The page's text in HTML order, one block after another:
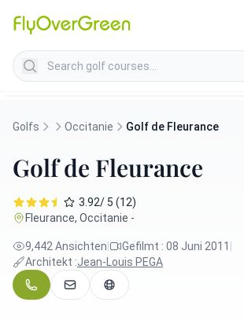
Search golf courses
Golfs Occitanie Golf de Fleurance
Golf de Fleurance
3.92/ 5 (12)
Fleurance, Occitanie -
9,442 Ansichten Gefilmt : 08 Juni 2011
Architekt :Jean-Louis PEGA